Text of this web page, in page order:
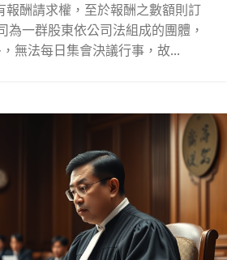
報酬請求權，至於報酬之數額則訂
為一群股東依公司法組成的團體，
無法每日集會決議行事，故...